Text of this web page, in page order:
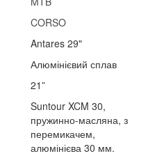
CORSO
Antares 29"
Алюмінієвий сплав
21”
Suntour XCM 30,
пружинно-масляна, з
перемикачем,
алюмінієва 30 мм.